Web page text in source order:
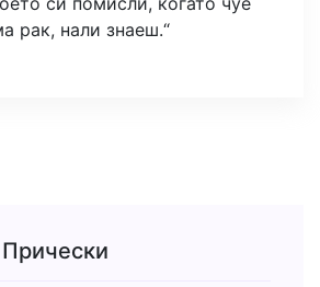
рак, нали знаеш.“